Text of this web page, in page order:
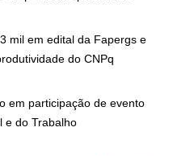
mil em edital da Fapergs e
do CNPq
em participação de evento
e do Trabalho